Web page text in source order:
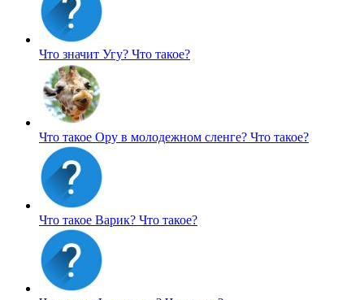
Что значит Угу? Что такое?
Что такое Ору в молодежном сленге? Что такое?
Что такое Варик? Что такое?